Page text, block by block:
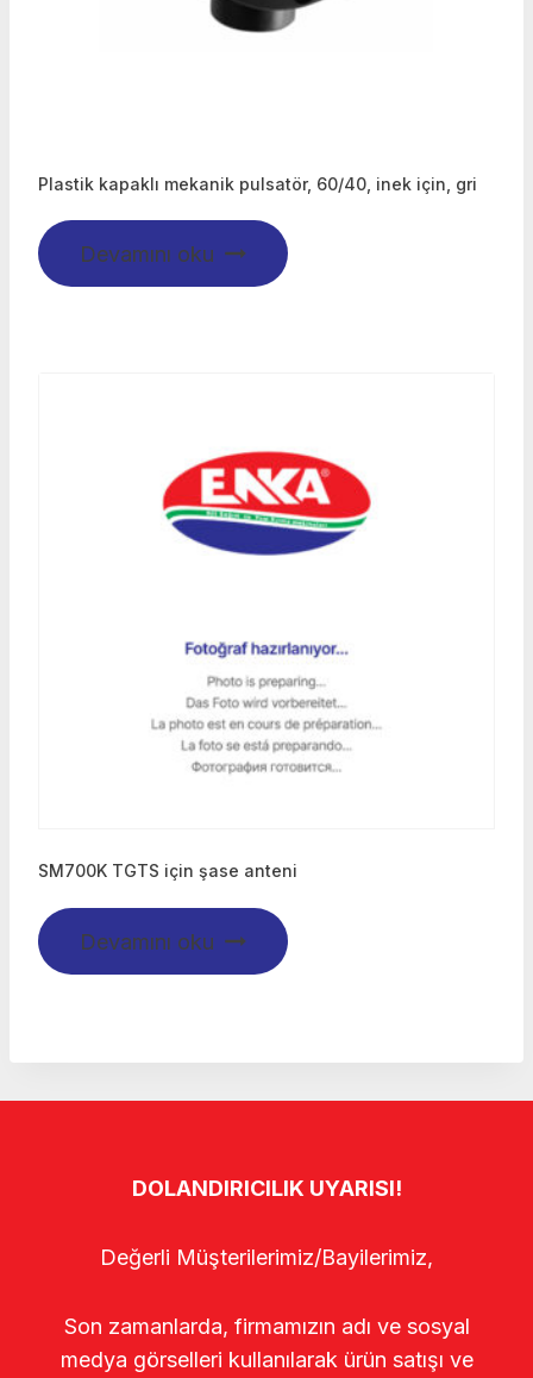
Plastik kapaklı mekanik pulsatör, 60/40, inek için, gri
Devamını oku
SM700K TGTS için şase anteni
Devamını oku
DOLANDIRICILIK UYARISI!
Değerli Müşterilerimiz/Bayilerimiz,
Son zamanlarda, firmamızın adı ve sosyal
medya görselleri kullanılarak ürün satışı ve